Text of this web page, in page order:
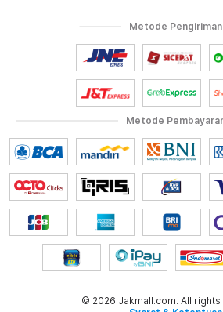
Metode
Metode Pengiriman
© 2026 Jakmall.com. All